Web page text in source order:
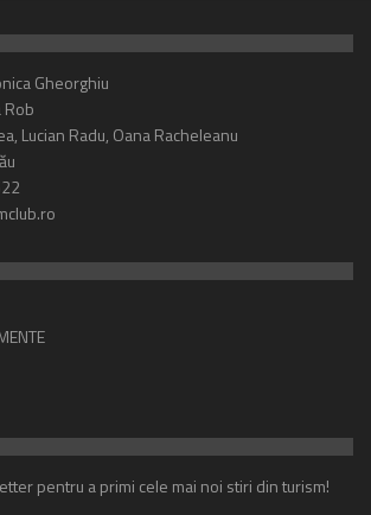
Gheorghiu
Rob
Lucian Radu, Oana Racheleanu
pentru a primi cele mai noi stiri din turism!